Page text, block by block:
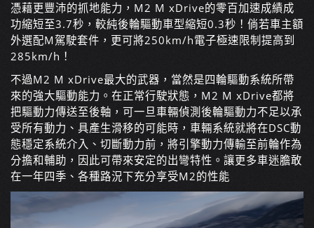
憑藉更豐沛的抓地能力，M2 M xDrive的零百加速成績成
功縮短至3.7秒，較純後輪驅動車型縮短0.3秒！倘若車主額
外選配M駕駛套件，更可將250km/h電子極速限制提高到
285km/h！
不過M2 M xDrive最大的武器，當然是四輪驅動系統所帶
來的強大驅動能力。在正常行駛狀態，M2 M xDrive都將
把驅動力傳送至後軸，可一旦車輛偵測後輪驅動力不足以承
受所有動力、具產生滑移的可能時，車輛系統就將在DSC動
態穩定系統介入、切斷動力前，將引擎動力傳輸至前輪作為
分擔和輔助，因此可帶來安定的出彎特性。讓更多車迷膽敢
在一年四季、各種路況下充分享受M2的性能